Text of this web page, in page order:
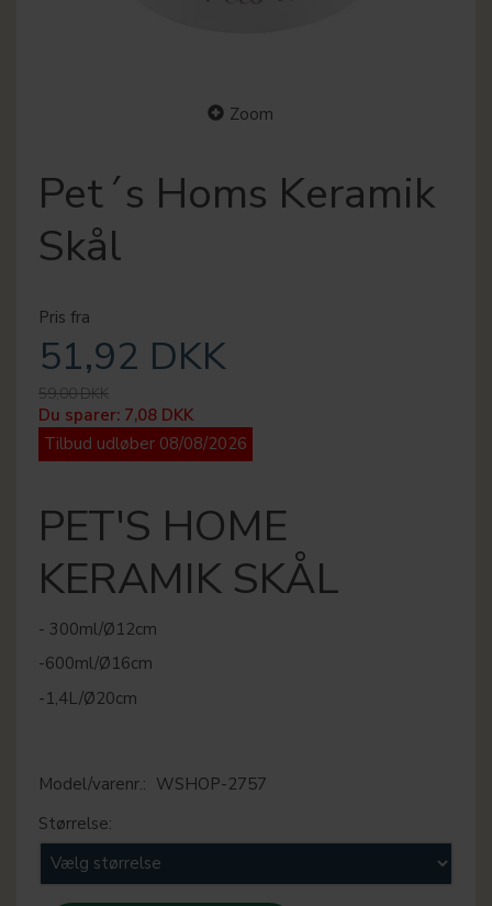
Zoom
Pet´s Homs Keramik
Skål
Pris fra
51,92 DKK
59,00 DKK
Du sparer: 7,08 DKK
Tilbud udløber 08/08/2026
PET'S HOME
KERAMIK SKÅL
- 300ml/Ø12cm
-600ml/Ø16cm
-1,4L/Ø20cm
Model/varenr.: WSHOP-2757
Størrelse: